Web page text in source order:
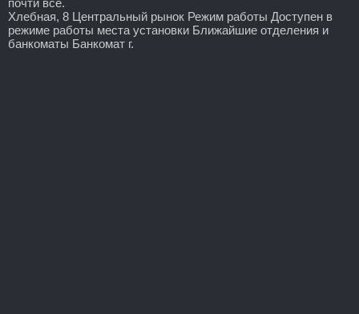
Хлебная, 8 Центральный рынок Режим работы Доступен в
режиме работы места установки Ближайшие отделения и
банкоматы Банкомат г.